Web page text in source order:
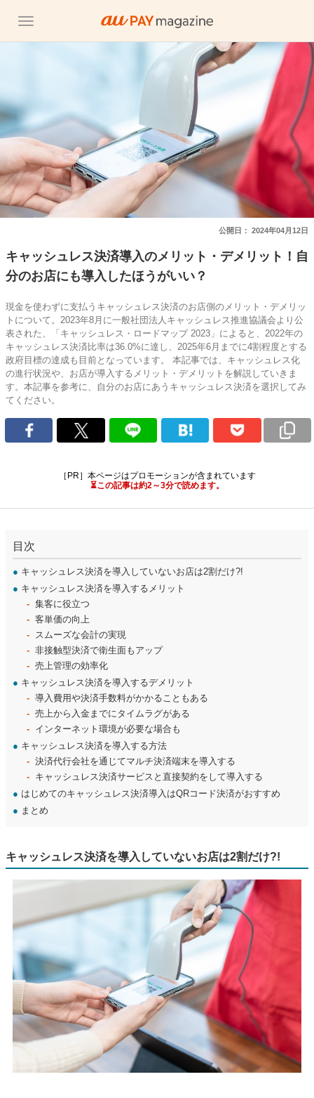
公開日： 2024年04月12日
キャッシュレス決済導入のメリット・デメリット！自
分のお店にも導入したほうがいい？
現金を使わずに支払うキャッシュレス決済のお店側のメリット・デメリッ
トについて。2023年8月に一般社団法人キャッシュレス推進協議会より公
表された、「キャッシュレス・ロードマップ 2023」によると、2022年の
キャッシュレス決済比率は36.0%に達し、2025年6月までに4割程度とする
政府目標の達成も目前となっています。 本記事では、キャッシュレス化
の進行状況や、お店が導入するメリット・デメリットを解説していきま
す。本記事を参考に、自分のお店にあうキャッシュレス決済を選択してみ
てください。
［PR］本ページはプロモーションが含まれています
⏳この記事は約2～3分で読めます。
目次
● キャッシュレス決済を導入していないお店は2割だけ?!
● キャッシュレス決済を導入するメリット
集客に役立つ
客単価の向上
スムーズな会計の実現
非接触型決済で衛生面もアップ
売上管理の効率化
● キャッシュレス決済を導入するデメリット
導入費用や決済手数料がかかることもある
売上から入金までにタイムラグがある
インターネット環境が必要な場合も
● キャッシュレス決済を導入する方法
決済代行会社を通じてマルチ決済端末を導入する
キャッシュレス決済サービスと直接契約をして導入する
● はじめてのキャッシュレス決済導入はQRコード決済がおすすめ
● まとめ
キャッシュレス決済を導入していないお店は2割だけ?!